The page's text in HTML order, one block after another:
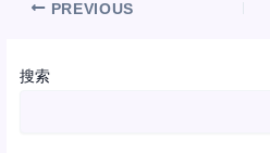
搜索
PREVIOUS